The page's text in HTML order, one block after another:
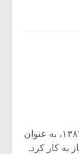
مجله آنلاین «گفتگوی هارمونیک» در سال ۱۳۸۲، به عنوان
به کار کرد.